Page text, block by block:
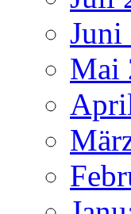
Juni
Mai